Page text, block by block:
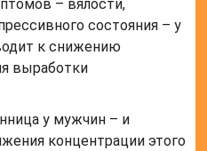
– вялости,
состояния – у
к снижению
выработки
у мужчин – и
концентрации этого